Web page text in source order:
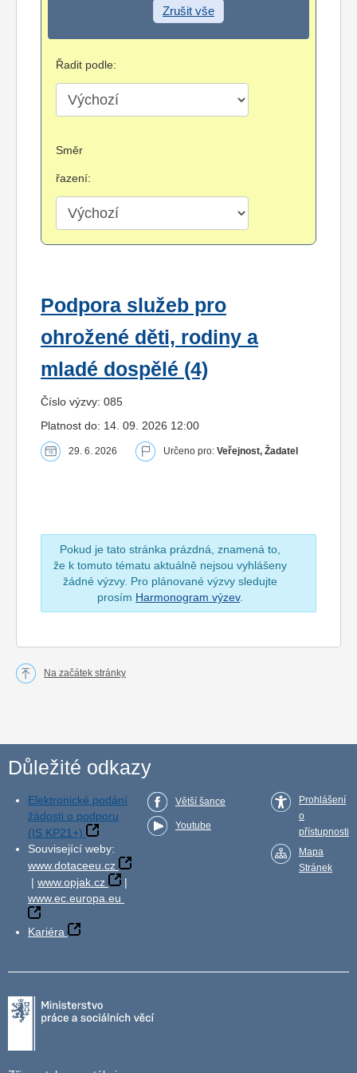
Zrušit vše
Řadit podle:
Směr
řazení:
Podpora služeb pro
ohrožené děti, rodiny a
mladé dospělé (4)
Číslo výzvy: 085
Platnost do: 14. 09. 2026 12:00
29. 6. 2026 Určeno pro: Veřejnost, Žadatel
Pokud je tato stránka prázdná, znamená to,
že k tomuto tématu aktuálně nejsou vyhlášeny
žádné výzvy. Pro plánované výzvy sledujte
prosím Harmonogram výzev.
Na začátek stránky
Důležité odkazy
Elektronické podání
žádosti o podporu
(IS KP21+)
Související weby:
www.dotaceeu.cz
| www.opjak.cz
|
www.ec.europa.eu
Kariéra
Větší šance
Youtube
Prohlášení
o
přístupnosti
Mapa
Stránek